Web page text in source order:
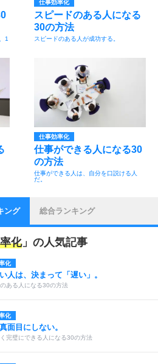
1
仕事効率化
スピードのある人になる
30の方法
スピードのある人が成功する。
仕事効率化
仕事ができる人になる30
の方法
仕事ができる人は、自分を口説ける人
だ。
ング 総合ランキング
化」の人気記事
化
人は、決まって「遅い」。
ある人になる30の方法
化
面目にしない。
完璧にできる人になる30の方法